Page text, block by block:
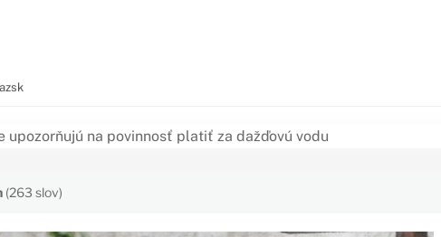
(263 slov)